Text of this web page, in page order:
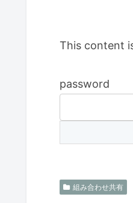
This content
password
組み合わせ共有